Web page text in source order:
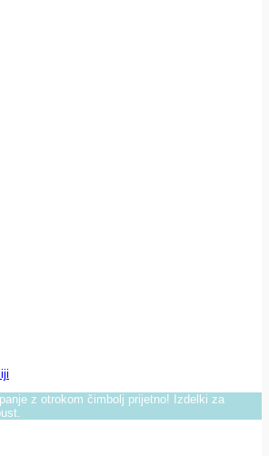
z otrokom čimbolj prijetno! Izdelki za